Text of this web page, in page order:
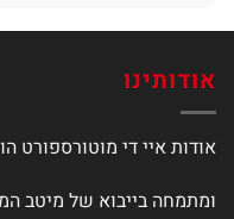
יש
סוגים.
ניתן
את
בעמוד
אודותינו
אודות איי די מוטורספורט
ומתמחה בייבוא של מיטב